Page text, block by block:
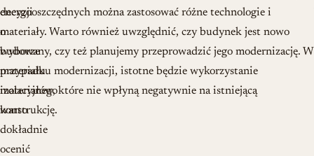
decyzji
o
wyborze
materiału
izolacyjnego
warto
dokładnie
ocenić
energooszczędnych można zastosować różne technologie i
materiały. Warto również uwzględnić, czy budynek jest nowo
budowany, czy też planujemy przeprowadzić jego modernizację. W
przypadku modernizacji, istotne będzie wykorzystanie
materiałów, które nie wpłyną negatywnie na istniejącą
konstrukcję.